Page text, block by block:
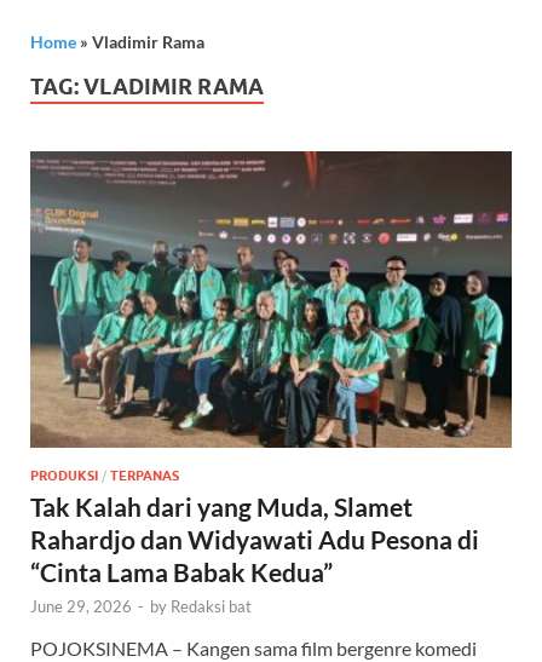
Home » Vladimir Rama
TAG:VLADIMIR RAMA
PRODUKSI / TERPANAS
Tak Kalah dari yang Muda, Slamet
Rahardjo dan Widyawati Adu Pesona di
“Cinta Lama Babak Kedua”
June 29, 2026 - by Redaksi bat
POJOKSINEMA – Kangen sama film bergenre komedi